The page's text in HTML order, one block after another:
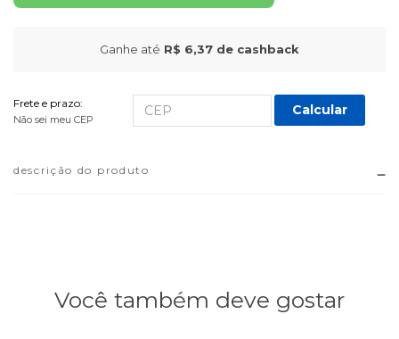
Ganhe até R$ 6,37 de cashback
Frete e prazo:
Não sei meu CEP
Calcular
descrição do produto
Você também deve gostar